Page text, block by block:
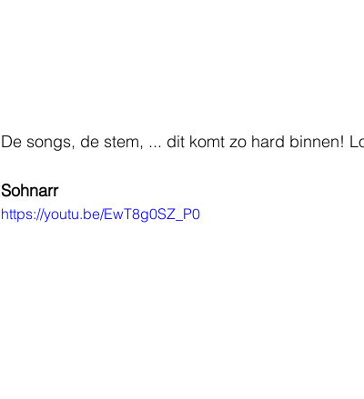
De songs, de stem, ... dit komt zo hard binnen!
Sohnarr
https://youtu.be/EwT8g0SZ_P0